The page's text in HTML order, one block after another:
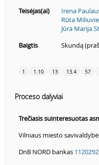
Teisėjas(ai)
Irena
Rūta
Jūra Marija
Baigtis
Skundą
1 1.10 13 13.4 57
Proceso dalyviai
Trečiasis suinteresuotas
Vilniaus miesto
DnB NORD bankas